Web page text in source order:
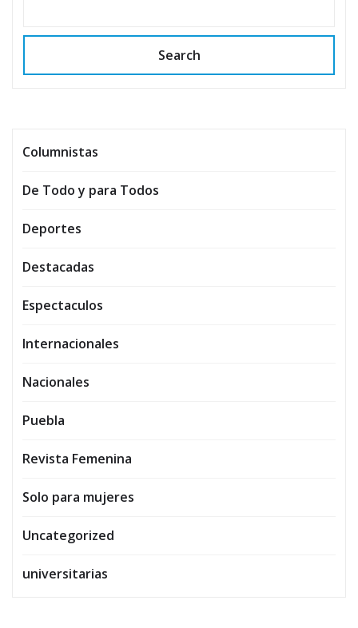
Search
Columnistas
De Todo y para Todos
Deportes
Destacadas
Espectaculos
Internacionales
Nacionales
Puebla
Revista Femenina
Solo para mujeres
Uncategorized
universitarias